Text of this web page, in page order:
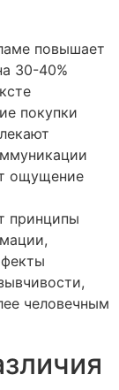
повышает
30-40%
покупки
ощущение
принципы
человечным